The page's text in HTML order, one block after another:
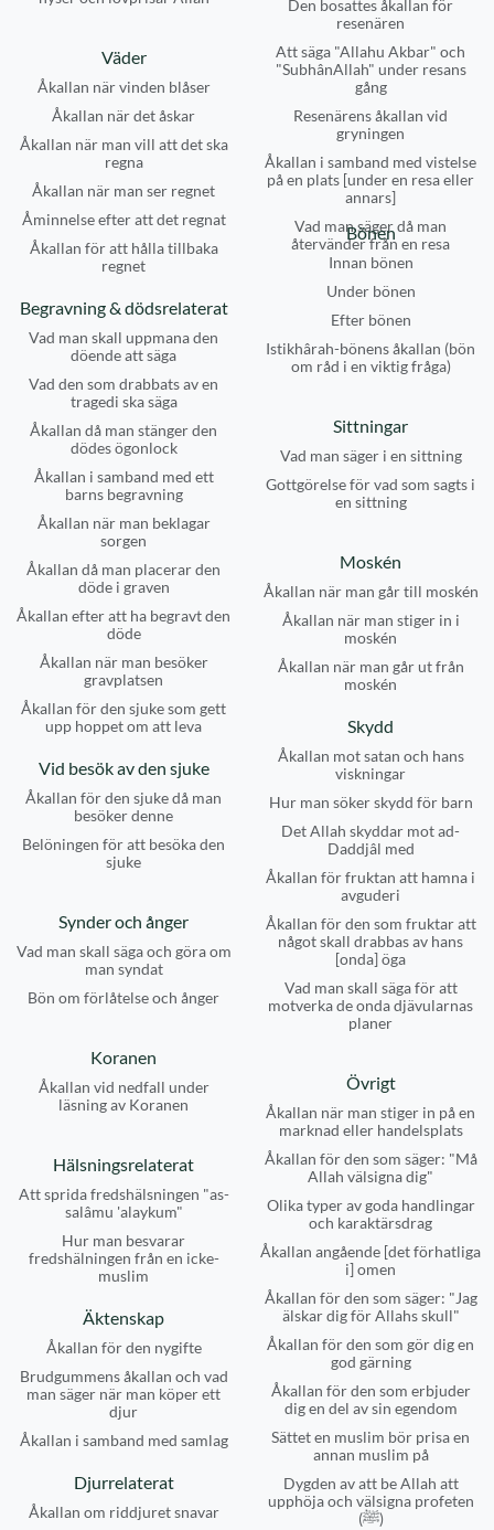
Den bosattes åkallan för
resenären
Att säga "Allahu Akbar" och
"SubhânAllah" under resans
gång
Resenärens åkallan vid
gryningen
Åkallan i samband med vistelse
på en plats [under en resa eller
annars]
Vad man säger då man
återvänder från en resa
Väder
Åkallan när vinden blåser
Åkallan när det åskar
Åkallan när man vill att det ska
regna
Åkallan när man ser regnet
Åminnelse efter att det regnat
Åkallan för att hålla tillbaka
regnet
Bönen
Innan bönen
Under bönen
Efter bönen
Istikhârah-bönens åkallan (bön
om råd i en viktig fråga)
Begravning & dödsrelaterat
Vad man skall uppmana den
döende att säga
Vad den som drabbats av en
tragedi ska säga
Åkallan då man stänger den
dödes ögonlock
Åkallan i samband med ett
barns begravning
Åkallan när man beklagar
sorgen
Åkallan då man placerar den
döde i graven
Åkallan efter att ha begravt den
döde
Åkallan när man besöker
gravplatsen
Åkallan för den sjuke som gett
upp hoppet om att leva
Sittningar
Vad man säger i en sittning
Gottgörelse för vad som sagts i
en sittning
Moskén
Åkallan när man går till moskén
Åkallan när man stiger in i
moskén
Åkallan när man går ut från
moskén
Skydd
Åkallan mot satan och hans
viskningar
Hur man söker skydd för barn
Det Allah skyddar mot ad-
Daddjâl med
Åkallan för fruktan att hamna i
avguderi
Åkallan för den som fruktar att
något skall drabbas av hans
[onda] öga
Vad man skall säga för att
motverka de onda djävularnas
planer
Vid besök av den sjuke
Åkallan för den sjuke då man
besöker denne
Belöningen för att besöka den
sjuke
Synder och ånger
Vad man skall säga och göra om
man syndat
Bön om förlåtelse och ånger
Koranen
Åkallan vid nedfall under
läsning av Koranen
Övrigt
Åkallan när man stiger in på en
marknad eller handelsplats
Åkallan för den som säger: "Må
Allah välsigna dig"
Olika typer av goda handlingar
och karaktärsdrag
Åkallan angående [det förhatliga
i] omen
Åkallan för den som säger: "Jag
älskar dig för Allahs skull"
Åkallan för den som gör dig en
god gärning
Åkallan för den som erbjuder
dig en del av sin egendom
Sättet en muslim bör prisa en
annan muslim på
Dygden av att be Allah att
upphöja och välsigna profeten
(ﷺ)
Hälsningsrelaterat
Att sprida fredshälsningen "as-
salâmu 'alaykum"
Hur man besvarar
fredshälningen från en icke-
muslim
Äktenskap
Åkallan för den nygifte
Brudgummens åkallan och vad
man säger när man köper ett
djur
Åkallan i samband med samlag
Djurrelaterat
Åkallan om riddjuret snavar